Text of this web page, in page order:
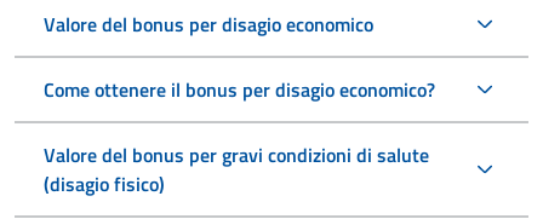
Valore del bonus per disagio economico
Come ottenere il bonus per disagio economico?
Valore del bonus per gravi condizioni di salute
(disagio fisico)